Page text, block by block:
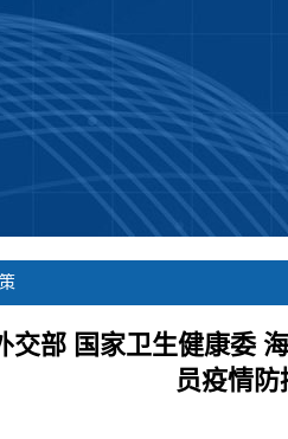
交部 国家卫生健康委
员疫情